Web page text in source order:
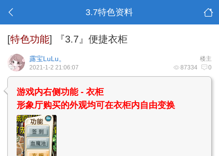
3.7特色资料
[特色功能] 『3.7』便捷衣柜
楼主
露宝LuLu。
87334 0
2021-1-2 21:06:07
游戏内右侧功能 - 衣柜
形象厅购买的外观均可在衣柜内自由变换